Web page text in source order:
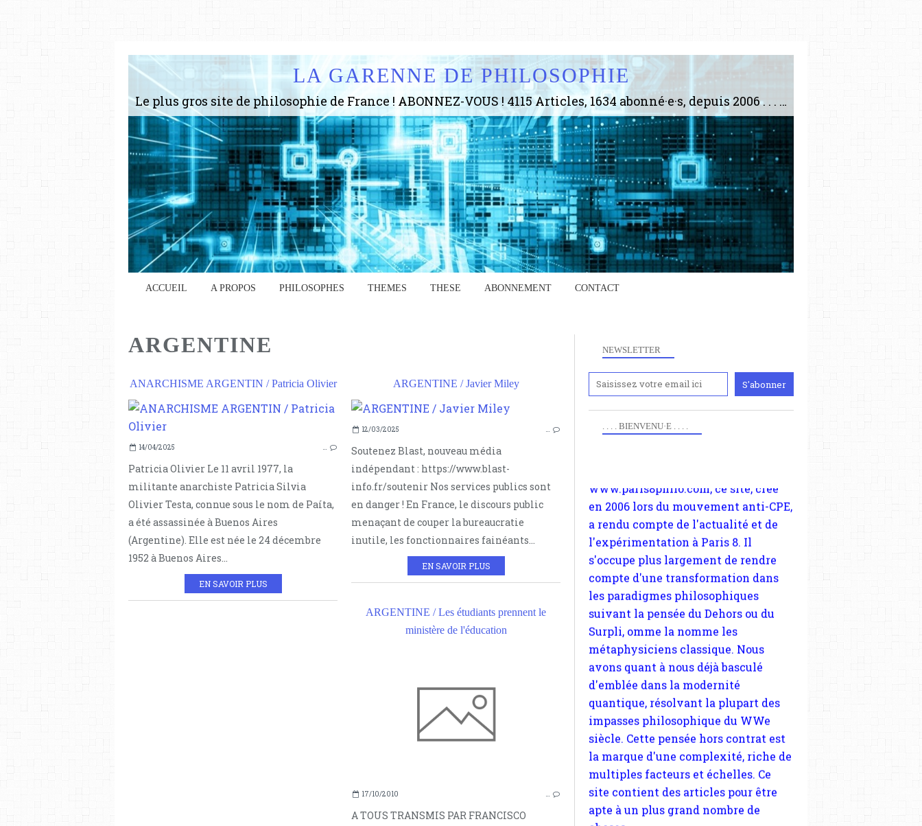
LA GARENNE DE PHILOSOPHIE
Le plus gros site de philosophie de France ! ABONNEZ-VOUS ! 4115 Articles, 1634 abonné·e·s, depuis 2006 . . . . . . . . 2 852 214 pages vues jusqu'à présent. Prestance et être apte à un plus grand nombre de choses.
ACCUEIL A PROPOS PHILOSOPHES THEMES THESE ABONNEMENT CONTACT
ARGENTINE
ANARCHISME ARGENTIN / Patricia Olivier
ANARCHISME
PATRICIA OLIVIER
DELAY
14/04/2025 …
Patricia Olivier Le 11 avril 1977, la
militante anarchiste Patricia Silvia
Olivier Testa, connue sous le nom de Paíta,
a été assassinée à Buenos Aires
(Argentine). Elle est née le 24 décembre
1952 à Buenos Aires...
EN SAVOIR PLUS
ARGENTINE / Javier Miley
JAVIER MILEY
12/03/2025 …
Soutenez Blast, nouveau média
indépendant : https://www.blast-
info.fr/soutenir Nos services publics sont
en danger ! En France, le discours public
menaçant de couper la bureaucratie
inutile, les fonctionnaires fainéants...
EN SAVOIR PLUS
ARGENTINE / Les étudiants prennent le
ministère de l'éducation
ACTUALITÉS
EDUCATION
MOUVEMENT ETUDIANTS 2010
ARGENTINE
17/10/2010 …
A TOUS TRANSMIS PAR FRANCISCO
NEWSLETTER
. . . . BIENVENU·E . . . .
Anciennement
www.paris8philo.com, ce site, créé
en 2006 lors du mouvement anti-CPE,
compte d'une transformation dans
les paradigmes philosophiques
suivant la pensée du Dehors ou du
Surpli, omme la nomme les
métaphysiciens classique. Nous
avons quant à nous déjà basculé
d'emblée dans la modernité
quantique, résolvant la plupart des
impasses philosophique du WWe
siècle. Cette pensée hors contrat est
la marque d'une complexité, riche de
multiples facteurs et échelles. Ce
site contient des articles pour être
apte à un plus grand nombre de
choses.